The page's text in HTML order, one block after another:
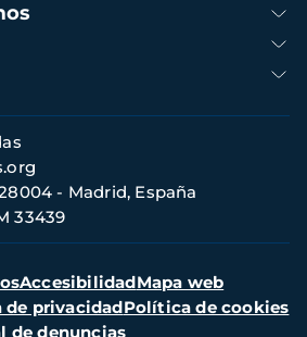
- Madrid, España
33439
AccesibilidadMapa web
privacidadPolítica de cookies
de denuncias